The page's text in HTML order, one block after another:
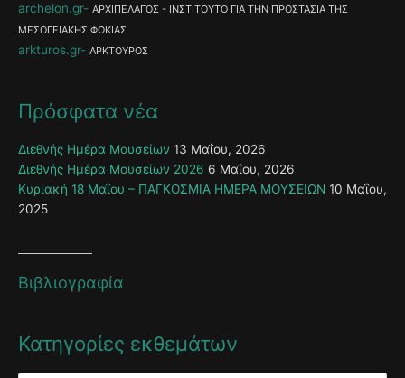
archelon.gr
ΑΡΧΙΠΕΛΑΓΟΣ - ΙΝΣΤΙΤΟΥΤΟ ΓΙΑ ΤΗΝ ΠΡΟΣΤΑΣΙΑ ΤΗΣ
ΜΕΣΟΓΕΙΑΚΗΣ ΦΩΚΙΑΣ
arkturos.gr ΑΡΚΤΟΥΡΟΣ
Πρόσφατα νέα
Διεθνής Ημέρα Μουσείων 13 Μαΐου, 2026
Διεθνής Ημέρα Μουσείων 2026 6 Μαΐου, 2026
Κυριακή 18 Μαΐου – ΠΑΓΚΟΣΜΙΑ ΗΜΕΡΑ ΜΟΥΣΕΙΩΝ 10 Μαΐου,
2025
Βιβλιογραφία
Κατηγορίες εκθεμάτων